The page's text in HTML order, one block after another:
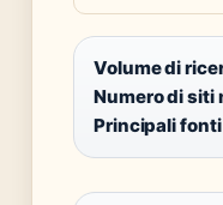
Volume di
Numero di siti
Principali